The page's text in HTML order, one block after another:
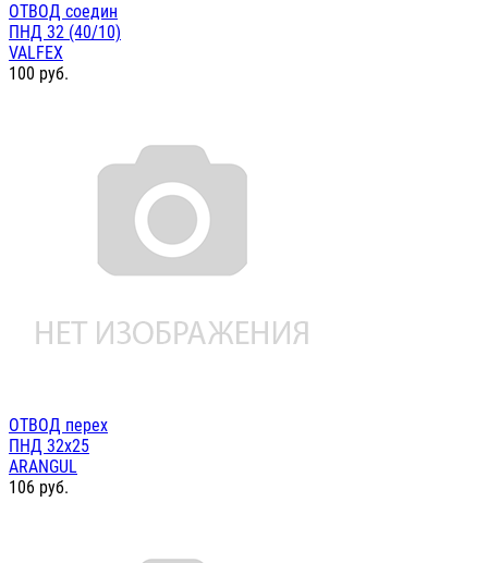
ОТВОД соедин
ПНД 32 (40/10)
VALFEX
100 руб.
ОТВОД перех
ПНД 32х25
ARANGUL
106 руб.